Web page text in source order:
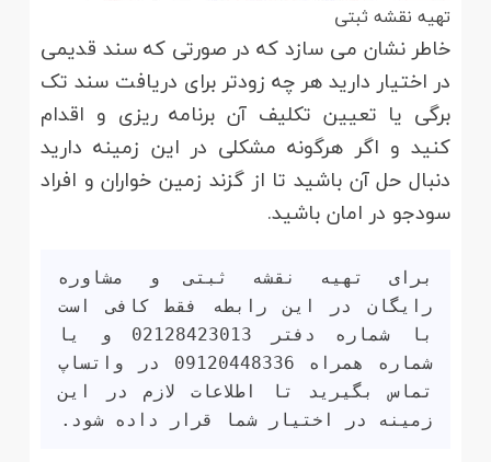
تهیه نقشه ثبتی
خاطر نشان می سازد که در صورتی که سند قدیمی
در اختیار دارید هر چه زودتر برای دریافت سند تک
برگی یا تعیین تکلیف آن برنامه ریزی و اقدام
کنید و اگر هرگونه مشکلی در این زمینه دارید
دنبال حل آن باشید تا از گزند زمین خواران و افراد
سودجو در امان باشید.
رایگان در این رابطه فقط کافی است
شماره همراه 09120448336 در واتساپ
تماس بگیرید تا اطلاعات لازم در این
زمینه در اختیار شما قرار داده شود.